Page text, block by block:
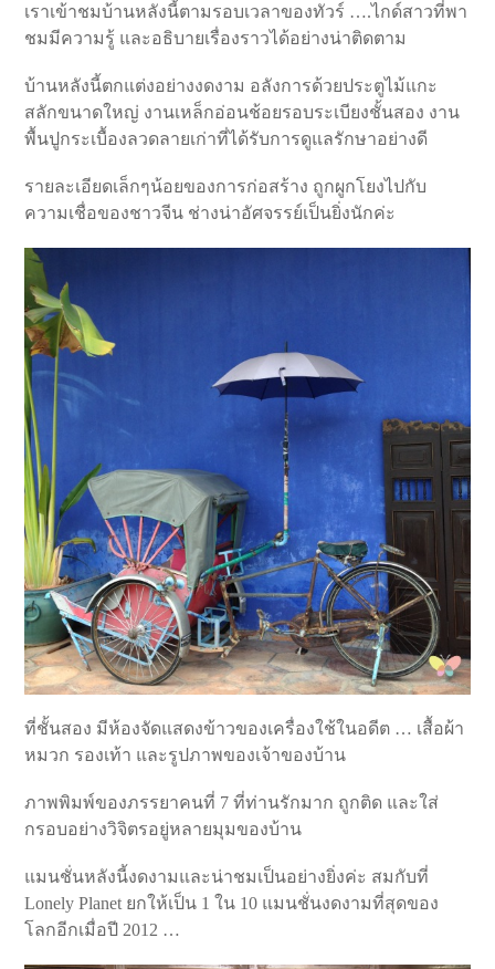
เราเข้าชมบ้านหลังนี้ตามรอบเวลาของทัวร์ ….ไกด์สาวที่พา
ชมมีความรู้ และอธิบายเรื่องราวได้อย่างน่าติดตาม
บ้านหลังนี้ตกแต่งอย่างงดงาม อลังการด้วยประตูไม้แกะ
สลักขนาดใหญ่ งานเหล็กอ่อนช้อยรอบระเบียงชั้นสอง งาน
พื้นปูกระเบื้องลวดลายเก่าที่ได้รับการดูแลรักษาอย่างดี
รายละเอียดเล็กๆน้อยของการก่อสร้าง ถูกผูกโยงไปกับ
ความเชื่อของชาวจีน ช่างน่าอัศจรรย์เป็นยิ่งนักค่ะ
ที่ชั้นสอง มีห้องจัดแสดงข้าวของเครื่องใช้ในอดีต … เสื้อผ้า
หมวก รองเท้า และรูปภาพของเจ้าของบ้าน
ภาพพิมพ์ของภรรยาคนที่ 7 ที่ท่านรักมาก ถูกติด และใส่
กรอบอย่างวิจิตรอยู่หลายมุมของบ้าน
แมนชั่นหลังนี้งดงามและน่าชมเป็นอย่างยิ่งค่ะ สมกับที่
Lonely Planet ยกให้เป็น 1 ใน 10 แมนชั่นงดงามที่สุดของ
โลกอีกเมื่อปี 2012 …